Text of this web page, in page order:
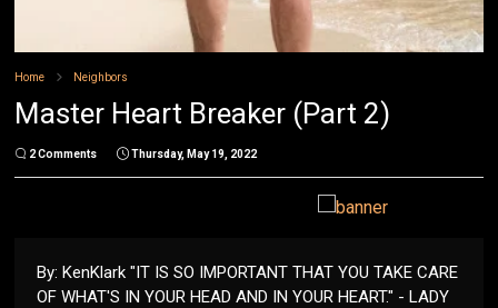
Home Neighbors
Master Heart Breaker (Part 2)
2 Comments Thursday, May 19, 2022
By: KenKlark "IT IS SO IMPORTANT THAT YOU TAKE CARE
OF WHAT'S IN YOUR HEAD AND IN YOUR HEART." - LADY